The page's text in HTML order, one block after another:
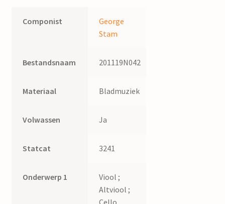
Componist
George
Stam
Bestandsnaam 201119N042
Materiaal Bladmuziek
Volwassen Ja
Statcat 3241
Onderwerp 1
Viool ;
Altviool ;
Cello